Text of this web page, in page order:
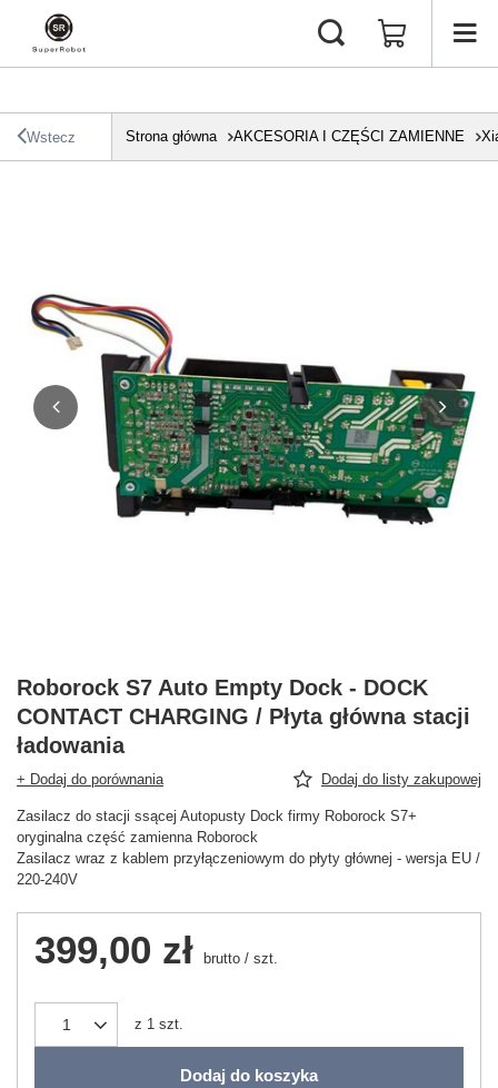
Wstecz Strona główna AKCESORIA I CZĘŚCI ZAMIENNE
Roborock S7 Auto Empty Dock - DOCK
CONTACT CHARGING / Płyta główna stacji
ładowania
+ Dodaj do porównania Dodaj do listy zakupowej
Zasilacz do stacji ssącej Autopusty Dock firmy Roborock S7+
oryginalna część zamienna Roborock
Zasilacz wraz z kablem przyłączeniowym do płyty głównej - wersja EU /
220-240V
399,00 zł brutto / szt.
z 1 szt.
Dodaj do koszyka